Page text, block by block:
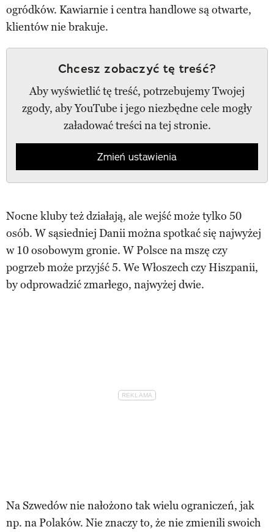
ogródków. Kawiarnie i centra handlowe są otwarte,
klientów nie brakuje.
Chcesz zobaczyć tę treść?
Aby wyświetlić tę treść, potrzebujemy Twojej
zgody, aby YouTube i jego niezbędne cele mogły
załadować treści na tej stronie.
Zmień ustawienia
Nocne kluby też działają, ale wejść może tylko 50
osób. W sąsiedniej Danii można spotkać się najwyżej
w 10 osobowym gronie. W Polsce na mszę czy
pogrzeb może przyjść 5. We Włoszech czy Hiszpanii,
by odprowadzić zmarłego, najwyżej dwie.
Na Szwedów nie nałożono tak wielu ograniczeń, jak
np. na Polaków. Nie znaczy to, że nie zmienili swoich